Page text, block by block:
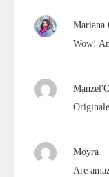
Mariana
Wow!
Moyra
Are